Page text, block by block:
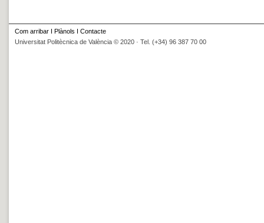
Com arribar I Plànols I Contacte
Universitat Politècnica de València © 2020 · Tel. (+34) 96 387 70 00